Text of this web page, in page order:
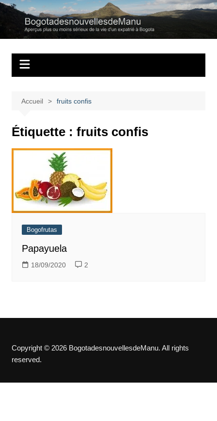
Aller
contenu
Regards personnels sur la vie d’expatrié à Bogota
Accueil fruits confis
Étiquette : fruits confis
Bogofrutas
Papayuela
18/09/2020 2
Copyright © 2026 BogotadesnouvellesdeManu. All rights
reserved.